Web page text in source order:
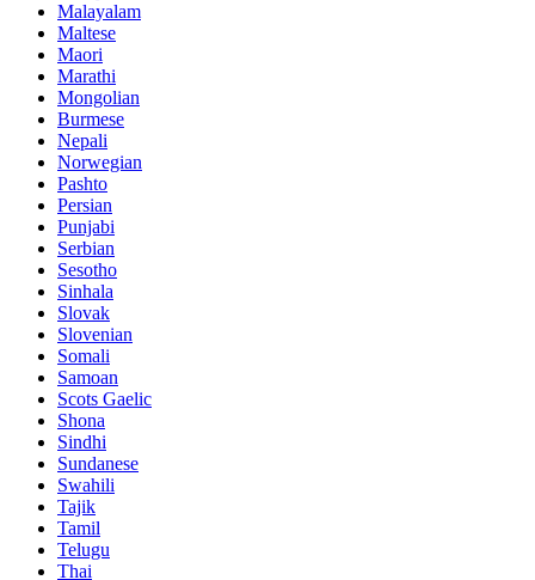
Malayalam
Maltese
Maori
Marathi
Mongolian
Burmese
Nepali
Norwegian
Pashto
Persian
Punjabi
Serbian
Sesotho
Sinhala
Slovak
Slovenian
Somali
Samoan
Scots Gaelic
Shona
Sindhi
Sundanese
Swahili
Tajik
Tamil
Telugu
Thai